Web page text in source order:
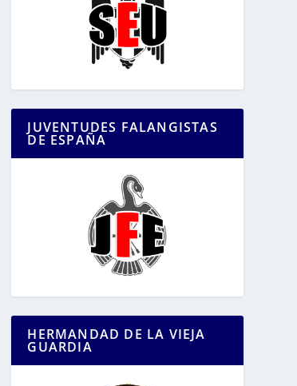
JUVENTUDES FALANGISTAS
DE ESPAÑA
HERMANDAD DE LA VIEJA
GUARDIA